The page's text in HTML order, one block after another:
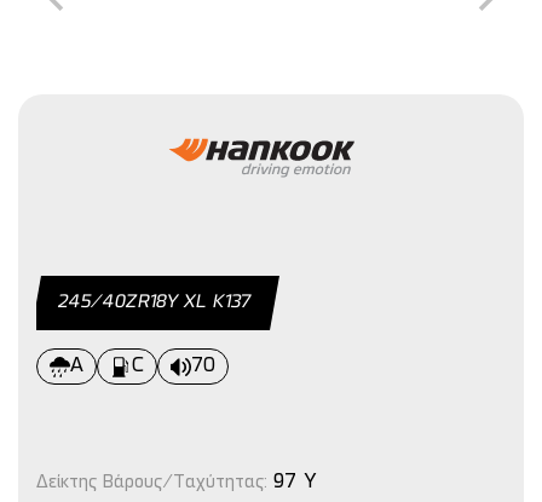
245/40ΖR18Υ ΧL Κ137
A C 70
Δείκτης Βάρους/Ταχύτητας: 97 Y